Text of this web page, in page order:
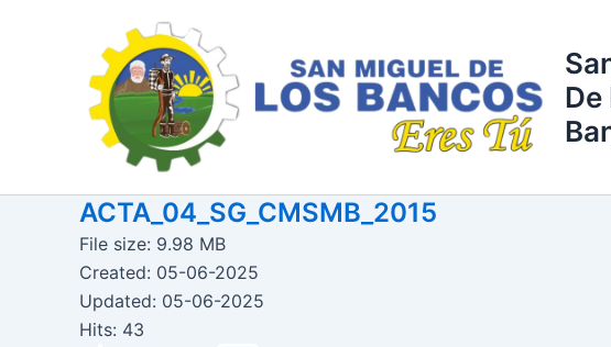
De
ACTA_04_SG_CMSMB_2015
File size: 9.98 MB
Created: 05-06-2025
Updated: 05-06-2025
Hits: 43